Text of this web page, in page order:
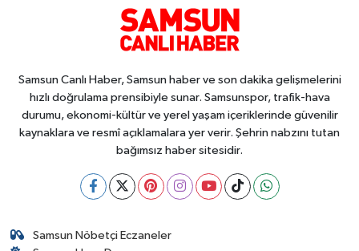
Samsun Canlı Haber, Samsun haber ve son dakika gelişmelerini
hızlı doğrulama prensibiyle sunar. Samsunspor, trafik-hava
durumu, ekonomi-kültür ve yerel yaşam içeriklerinde güvenilir
kaynaklara ve resmî açıklamalara yer verir. Şehrin nabzını tutan
bağımsız haber sitesidir.
Samsun Nöbetçi Eczaneler